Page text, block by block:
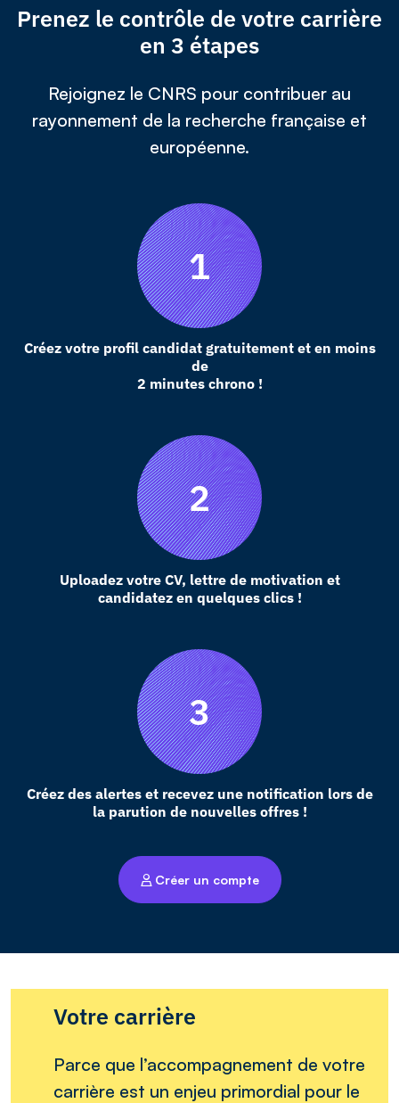
Prenez le contrôle de votre carrière
en 3 étapes
Rejoignez le CNRS pour contribuer au
rayonnement de la recherche française et
européenne.
Créez votre profil candidat gratuitement et en moins
de
2 minutes chrono !
Uploadez votre CV, lettre de motivation et
candidatez en quelques clics !
Créez des alertes et recevez une notification lors de
la parution de nouvelles offres !
Créer un compte
Votre carrière
Parce que l’accompagnement de votre
carrière est un enjeu primordial pour le